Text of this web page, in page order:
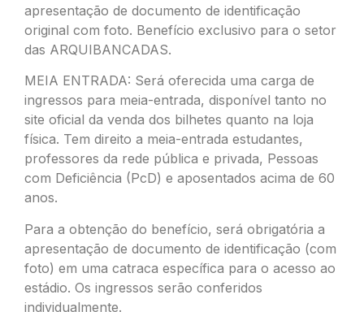
apresentação de documento de identificação
original com foto. Benefício exclusivo para o setor
das ARQUIBANCADAS.
MEIA ENTRADA: Será oferecida uma carga de
ingressos para meia-entrada, disponível tanto no
site oficial da venda dos bilhetes quanto na loja
física. Tem direito a meia-entrada estudantes,
professores da rede pública e privada, Pessoas
com Deficiência (PcD) e aposentados acima de 60
anos.
Para a obtenção do benefício, será obrigatória a
apresentação de documento de identificação (com
foto) em uma catraca específica para o acesso ao
estádio. Os ingressos serão conferidos
individualmente.